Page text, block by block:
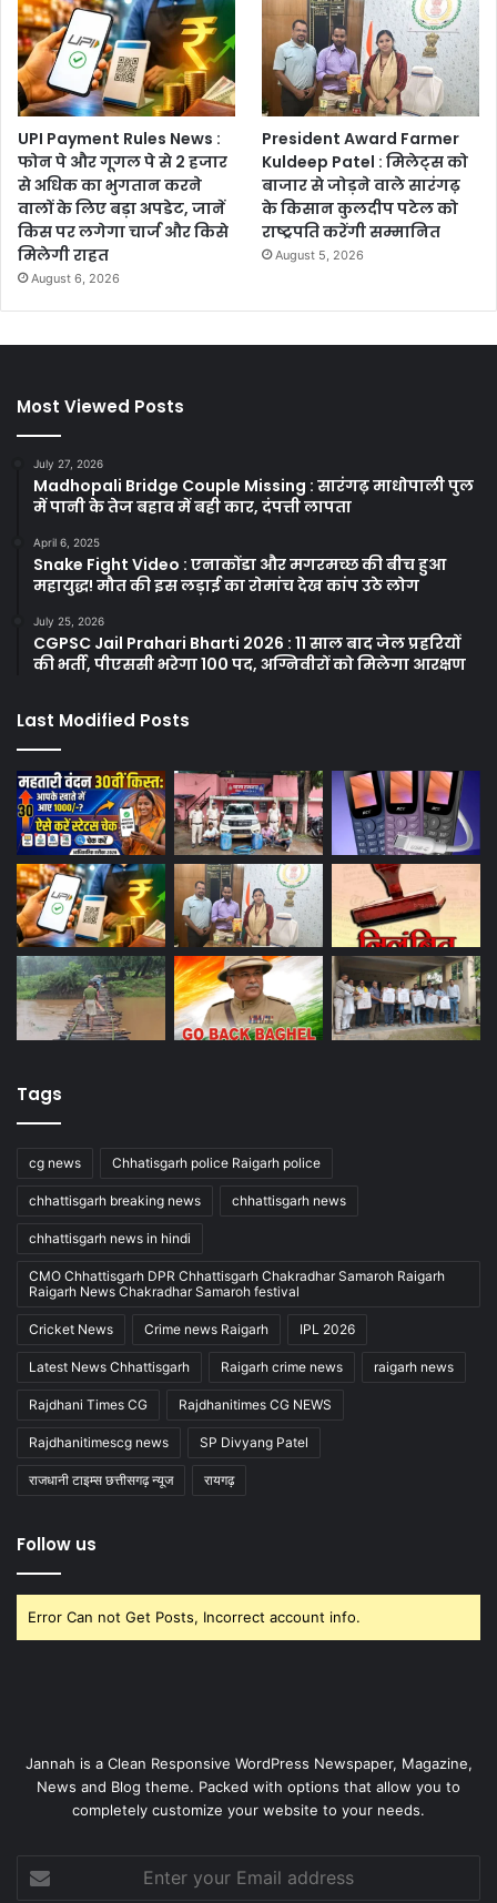
UPI Payment Rules News :
फोन पे और गूगल पे से 2 हजार
से अधिक का भुगतान करने
वालों के लिए बड़ा अपडेट, जानें
किस पर लगेगा चार्ज और किसे
मिलेगी राहत
August 6, 2026
President Award Farmer
Kuldeep Patel : मिलेट्स को
बाजार से जोड़ने वाले सारंगढ़
के किसान कुलदीप पटेल को
राष्ट्रपति करेंगी सम्मानित
August 5, 2026
Most Viewed Posts
July 27, 2026
Madhopali Bridge Couple Missing : सारंगढ़ माधोपाली पुल
में पानी के तेज बहाव में बही कार, दंपत्ती लापता
April 6, 2025
Snake Fight Video : एनाकोंडा और मगरमच्छ की बीच हुआ
महायुद्ध! मौत की इस लड़ाई का रोमांच देख कांप उठे लोग
July 25, 2026
CGPSC Jail Prahari Bharti 2026 : 11 साल बाद जेल प्रहरियों
की भर्ती, पीएससी भरेगा 100 पद, अग्निवीरों को मिलेगा आरक्षण
Last Modified Posts
Tags
cg news Chhatisgarh police Raigarh police
chhattisgarh breaking news chhattisgarh news
chhattisgarh news in hindi
CMO Chhattisgarh DPR Chhattisgarh Chakradhar Samaroh Raigarh
Raigarh News Chakradhar Samaroh festival
Cricket News Crime news Raigarh IPL 2026
Latest News Chhattisgarh Raigarh crime news raigarh news
Rajdhani Times CG Rajdhanitimes CG NEWS
Rajdhanitimescg news SP Divyang Patel
राजधानी टाइम्स छत्तीसगढ़ न्यूज रायगढ़
Follow us
Error Can not Get Posts, Incorrect account info.
Jannah is a Clean Responsive WordPress Newspaper, Magazine,
News and Blog theme. Packed with options that allow you to
completely customize your website to your needs.
your